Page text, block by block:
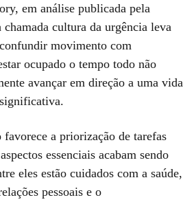
em análise publicada pela
cultura da urgência leva
movimento com
ocupado o tempo todo não
avançar em direção a uma vida
favorece a priorização de tarefas
essenciais acabam sendo
eles estão cuidados com a saúde,
pessoais e o